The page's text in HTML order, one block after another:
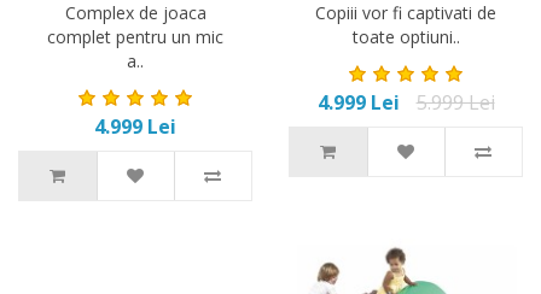
Complex de joaca
complet pentru un mic
a..
4.999 Lei
Copiii vor fi captivati de
toate optiuni..
4.999 Lei 5.999 Lei